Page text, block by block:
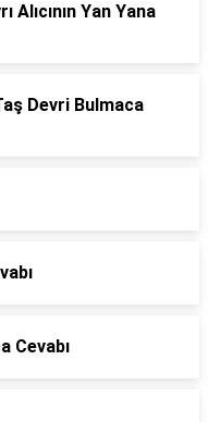
Alıcının Yan Yana
Devri Bulmaca
Cevabı